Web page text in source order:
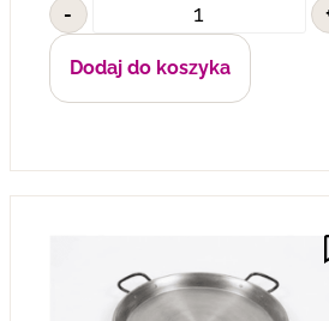
-
Dodaj do koszyka